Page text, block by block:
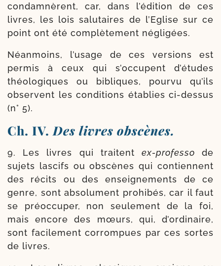
condam­nèrent, car, dans l’édition de ces
livres, les lois salu­taires de l’Eglise sur ce
point ont été com­plè­te­ment négligées.
Néanmoins, l’usage de ces ver­sions est
per­mis à ceux qui s’oc­cupent d’é­tudes
théo­lo­giques ou bibliques, pour­vu qu’ils
observent les condi­tions éta­blies ci-​dessus
(n° 5).
Ch. IV. Des livres obscènes.
9. Les livres qui traitent ex-​professo de
sujets las­cifs ou obs­cènes qui contiennent
des récits ou des ensei­gne­ments de ce
genre, sont abso­lu­ment pro­hi­bés, car il faut
se pré­oc­cu­per, non seule­ment de la foi,
mais encore des mœurs, qui, d’ordinaire,
sont faci­le­ment cor­rompues par ces sortes
de livres.